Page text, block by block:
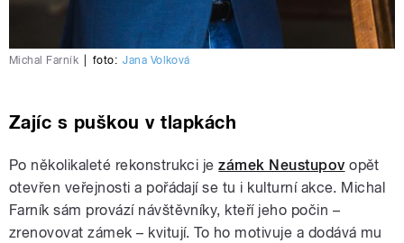
Michal Farník foto: Jana Volková
Zajíc s puškou v tlapkách
Po několikaleté rekonstrukci jezámek Neustupov opět
otevřen veřejnosti a pořádají se tu i kulturní akce. Michal
Farník sám provází návštěvníky, kteří jeho počin –
zrenovovat zámek – kvitují. To ho motivuje a dodává mu